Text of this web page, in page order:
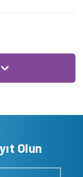
ihtiyaçlarını
Olun